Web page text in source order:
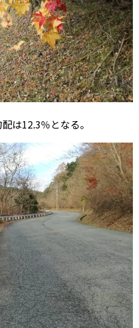
は12.3％となる。